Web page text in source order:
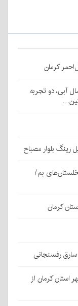
آبی، دو تجربه
رینگ بلوار مصباح
نخلستان‌های بم/
کرمان
مهر استان کرمان از